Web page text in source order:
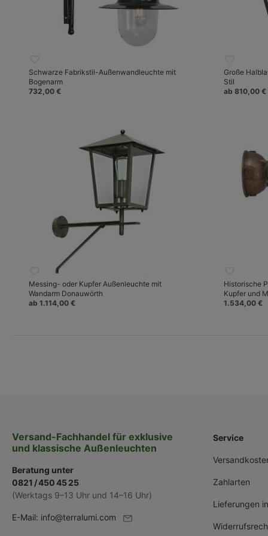
Schwarze Fabrikstil-Außenwandleuchte mit
Bogenarm
732,00 €
Große
Stil
ab 810,00 €
Messing- oder Kupfer Außenleuchte mit
Wandarm Donauwörth
ab 1.114,00 €
Historische
Kupfer und
1.534,00 €
Versand-Fachhandel für exklusive
und klassische Außenleuchten
Beratung unter
0821 / 450 45 25
(Werktags 9–13 Uhr und 14–16 Uhr)
E-Mail: info@terralumi.com
Service
Zahlarten
Lieferungen